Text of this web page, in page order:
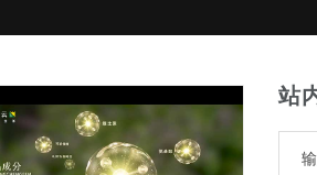
生物医疗、美容美妆类
团队、个人形象类
MG动画
3D动画
站